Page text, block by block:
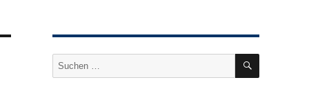
Suche
nach:
SUCHEN